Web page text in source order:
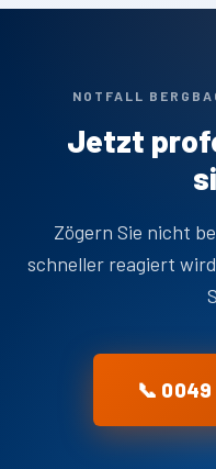
NOTFALL
Jetzt
Zögern Sie nicht
schneller reagiert
📞